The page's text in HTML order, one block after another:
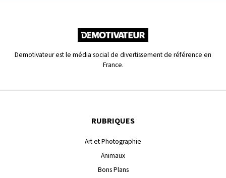
Demotivateur est le média social de divertissement de référence en
France.
RUBRIQUES
Art et Photographie
Animaux
Bons Plans